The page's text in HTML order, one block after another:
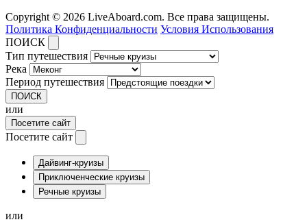
Copyright © 2026 LiveAboard.com. Все права защищены.
Политика Конфиденциальности Условия Использования
ПОИСК
Тип путешествия
Река
Период путешествия
ПОИСК
или
Посетите сайт
Посетите сайт
Дайвинг-круизы
Приключенческие круизы
Речные круизы
или